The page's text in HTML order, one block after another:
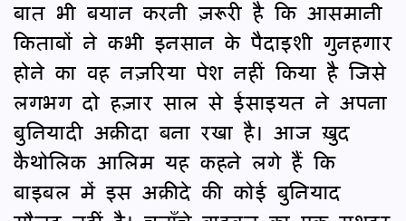
बात भी बयान करनी ज़रूरी है कि आसमानी
किताबों ने कभी इनसान के पैदाइशी गुनहगार
होने का वह नज़रिया पेश नहीं किया है जिसे
लगभग दो हज़ार साल से ईसाइयत ने अपना
बुनियादी अक़ीदा बना रखा है। आज ख़ुद
कैथोलिक आलिम यह कहने लगे हैं कि
बाइबल में इस अक़ीदे की कोई बुनियाद